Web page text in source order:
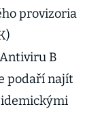
provizoria
B
podaří najít